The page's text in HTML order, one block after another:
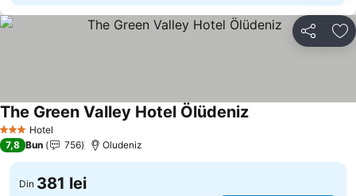
Distribuiți
3 SteleHotel
The Green Valley Hotel Ölüdeniz
7,8 Bun 756 Oludeniz
Din 381 lei